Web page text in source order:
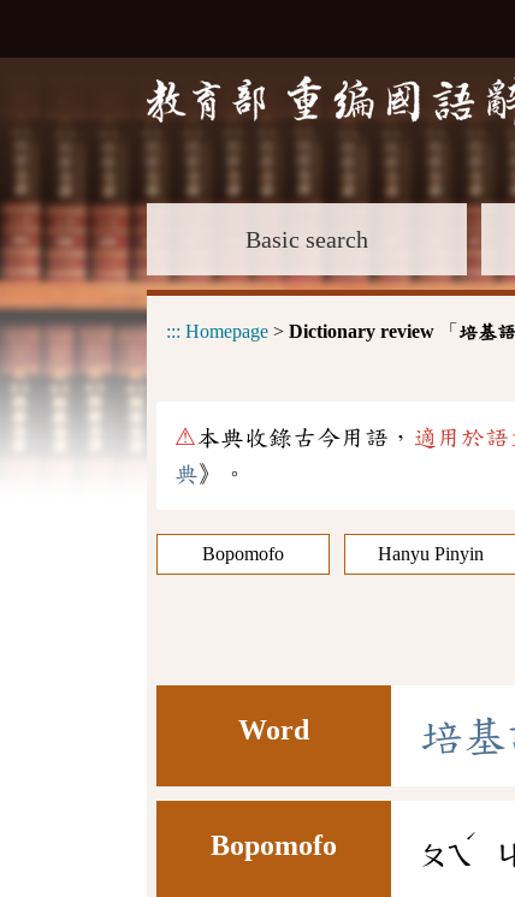
Basic search
::: Homepage > Dictionary review 「 培基
⚠本典收錄古今用語， 適用於語
典》。
Bopomofo Hanyu Pinyin
Word 培基
Bopomofo ㄆㄟ
ˊ